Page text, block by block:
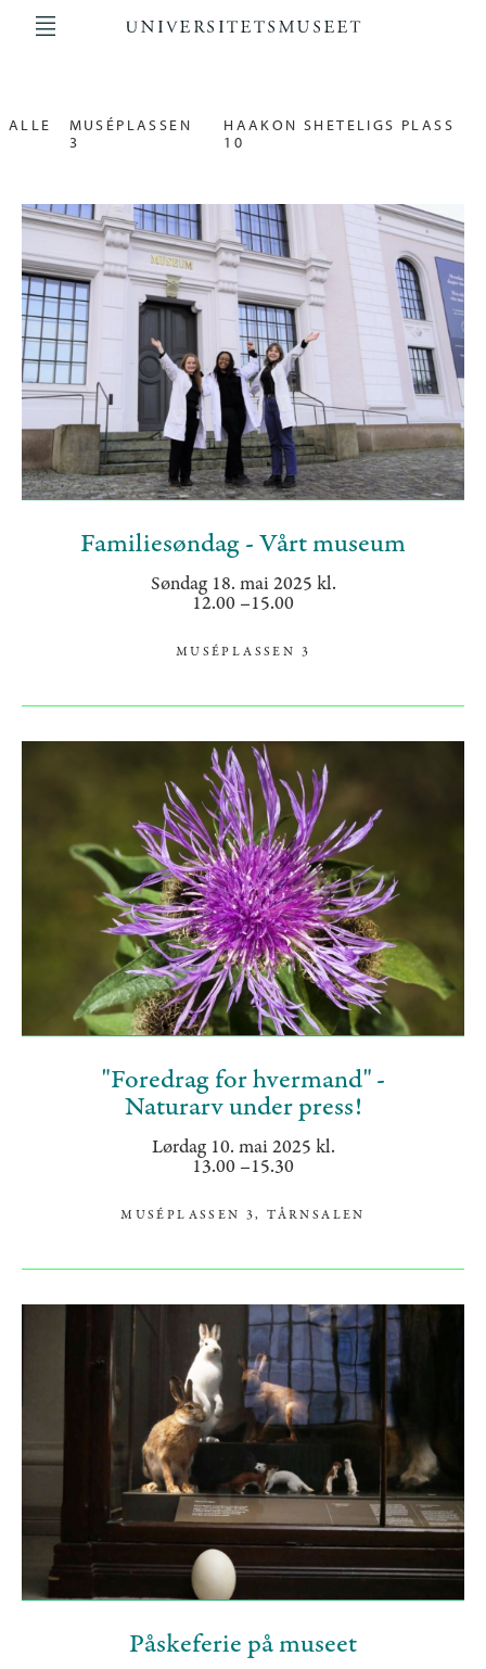
hovedinnhold
ALLE
MUSÉPLASSEN
3
HAAKON SHETELIGS PLASS
10
Familiesøndag - Vårt museum
Søndag 18. mai 2025 kl.
12.00 –15.00
MUSÉPLASSEN 3
"Foredrag for hvermand" -
Naturarv under press!
Lørdag 10. mai 2025 kl.
13.00 –15.30
MUSÉPLASSEN 3, TÅRNSALEN
Påskeferie på museet